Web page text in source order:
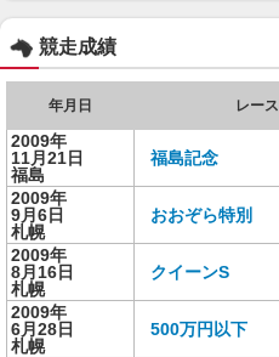
競走成績
年月日 レース
2009年
11月21日
福島
福島記念
2009年
9月6日
札幌
おおぞら特別
2009年
8月16日
札幌
クイーンS
2009年
6月28日
札幌
500万円以下